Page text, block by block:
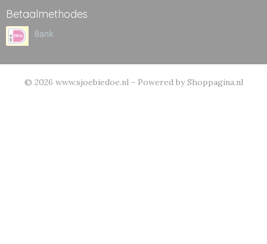
Betaalmethodes
© 2026 www.sjoebiedoe.nl - Powered by Shoppagina.nl